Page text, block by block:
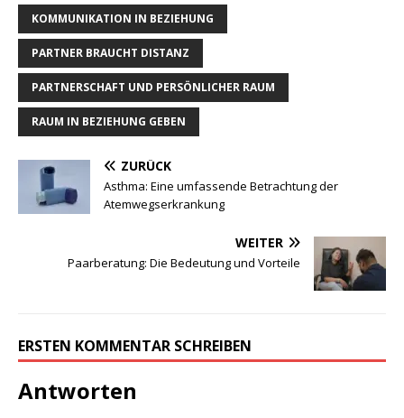
KOMMUNIKATION IN BEZIEHUNG
PARTNER BRAUCHT DISTANZ
PARTNERSCHAFT UND PERSÖNLICHER RAUM
RAUM IN BEZIEHUNG GEBEN
ZURÜCK
Asthma: Eine umfassende Betrachtung der
Atemwegserkrankung
WEITER
Paarberatung: Die Bedeutung und Vorteile
ERSTEN KOMMENTAR SCHREIBEN
Antworten